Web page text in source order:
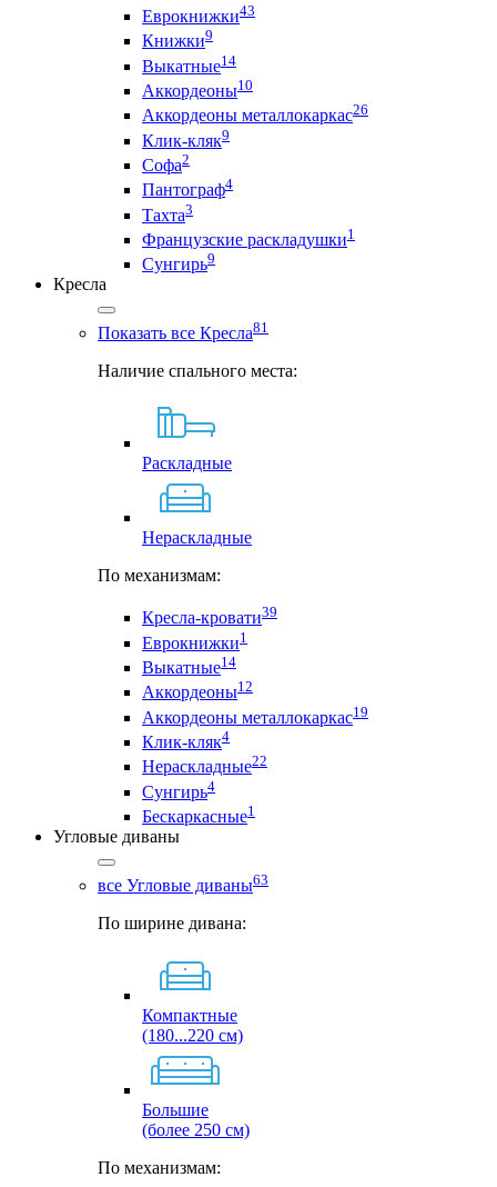
Еврокнижки43
Книжки9
Выкатные14
Аккордеоны10
Аккордеоны металлокаркас26
Клик-кляк9
Софа2
Пантограф4
Тахта3
Французские раскладушки1
Сунгирь9
Кресла
Показать все Кресла81
Наличие спального места:
Раскладные
Нераскладные
По механизмам:
Кресла-кровати39
Еврокнижки1
Выкатные14
Аккордеоны12
Аккордеоны металлокаркас19
Клик-кляк4
Нераскладные22
Сунгирь4
Бескаркасные1
Угловые диваны
все Угловые диваны63
По ширине дивана:
Компактные
(180...220 см)
Большие
(более 250 см)
По механизмам: